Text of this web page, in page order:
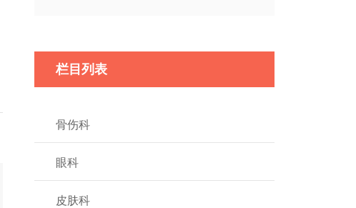
栏目列表
骨伤科
眼科
皮肤科